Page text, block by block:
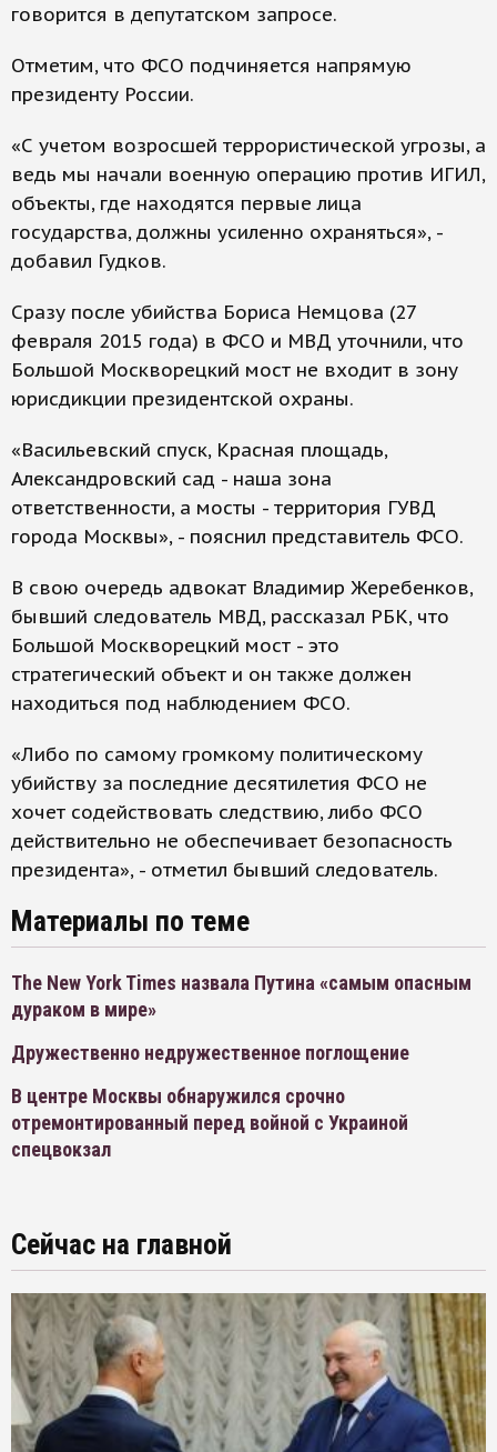
говорится в депутатском запросе.
Отметим, что ФСО подчиняется напрямую
президенту России.
«С учетом возросшей террористической угрозы, а
ведь мы начали военную операцию против ИГИЛ,
объекты, где находятся первые лица
государства, должны усиленно охраняться», -
добавил Гудков.
Сразу после убийства Бориса Немцова (27
февраля 2015 года) в ФСО и МВД уточнили, что
Большой Москворецкий мост не входит в зону
юрисдикции президентской охраны.
«Васильевский спуск, Красная площадь,
Александровский сад - наша зона
ответственности, а мосты - территория ГУВД
города Москвы», - пояснил представитель ФСО.
В свою очередь адвокат Владимир Жеребенков,
бывший следователь МВД, рассказал РБК, что
Большой Москворецкий мост - это
стратегический объект и он также должен
находиться под наблюдением ФСО.
«Либо по самому громкому политическому
убийству за последние десятилетия ФСО не
хочет содействовать следствию, либо ФСО
действительно не обеспечивает безопасность
президента», - отметил бывший следователь.
Материалы по теме
The New York Times назвала Путина «самым опасным
дураком в мире»
Дружественно недружественное поглощение
В центре Москвы обнаружился срочно
отремонтированный перед войной с Украиной
спецвокзал
Сейчас на главной